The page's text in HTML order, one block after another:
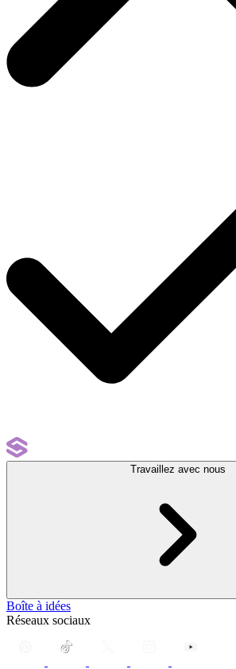
Travaillez avec nous
Boîte à idées
Réseaux sociaux